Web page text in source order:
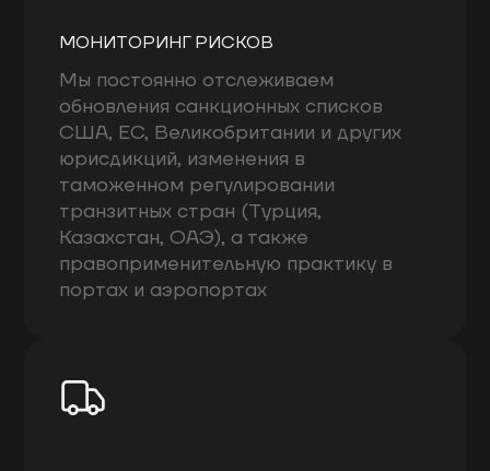
МОНИТОРИНГ РИСКОВ
Мы постоянно отслеживаем
обновления санкционных списков
США, ЕС, Великобритании и других
юрисдикций, изменения в
таможенном регулировании
транзитных стран (Турция,
Казахстан, ОАЭ), а также
правоприменительную практику в
портах и аэропортах